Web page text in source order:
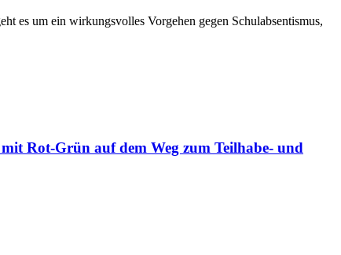
es um ein wirkungsvolles Vorgehen gegen Schulabsentismus,
Rot-Grün auf dem Weg zum Teilhabe- und